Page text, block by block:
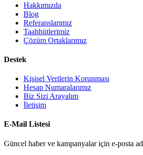
Hakkımızda
Blog
Referanslarımız
Taahhütlerimiz
Çözüm Ortaklarımız
Destek
Kişisel Verilerin Korunması
Hesap Numaralarımız
Biz Sizi Arayalım
İletişim
E-Mail Listesi
Güncel haber ve kampanyalar için e-posta